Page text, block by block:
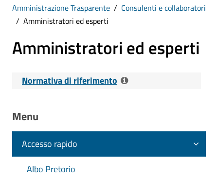
Amministrazione Trasparente
Consulenti e collaboratori
Amministratori ed esperti
Amministratori ed esperti
Normativa di riferimento
2013 n. 33 Art. 15-ter - Obblighi di
pubblicazione concernenti gli
amministratori e gli esperti nominati da
organi giurisdizionali o amministrativi
Menu
Accesso rapido
Albo Pretorio